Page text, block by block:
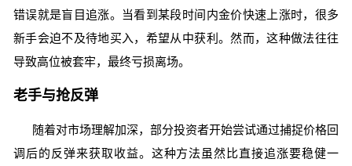
错误就是盲目追涨。当看到某段时间内金价快速上涨时，很多
新手会迫不及待地买入，希望从中获利。然而，这种做法往往
导致高位被套牢，最终亏损离场。
老手与抢反弹
随着对市场理解加深，部分投资者开始尝试通过捕捉价格回
调后的反弹来获取收益。这种方法虽然比直接追涨要稳健一